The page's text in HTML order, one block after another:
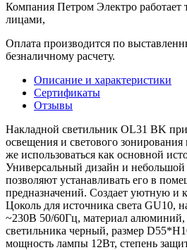
Компания Петром Электро
лицами,
Оплата производится по
безналичному расчету.
Описание и характеристики
Сертификаты
Отзывы
Накладной светильник OL31 BK
освещения и светового
же использоваться как основной
Универсальный дизайн и небольшой
позволяют устанавливать его в
предназначений. Создает уютную и
Цоколь для источника света GU10,
~230В 50/60Гц, материал алюминий,
светильника черный, размер
мощность лампы 12Вт, степень